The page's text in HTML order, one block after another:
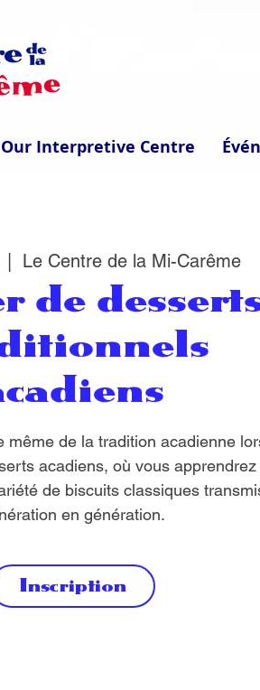
Our Interpretive Centre
Le Centre de la Mi-Carême
de
même de la tradition acadienne
acadiens, où vous apprendrez
de biscuits classiques
en génération.
Inscription